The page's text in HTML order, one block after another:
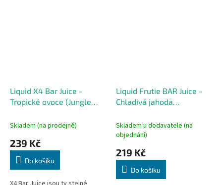
Liquid X4 Bar Juice -
Tropické ovoce (Jungle
Skladem (na prodejně)
239 Kč
Do košíku
Liquid Frutie BAR Juice -
Chladivá jahoda
0mg
Skladem u dodavatele (na
objednání)
219 Kč
Do košíku